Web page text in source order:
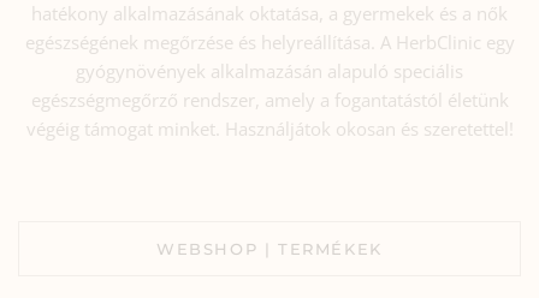
hatékony alkalmazásának oktatása, a gyermekek és a nők
egészségének megőrzése és helyreállítása. A HerbClinic egy
gyógynövények alkalmazásán alapuló speciális
egészségmegőrző rendszer, amely a fogantatástól életünk
végéig támogat minket. Használjátok okosan és szeretettel!
WEBSHOP | TERMÉKEK